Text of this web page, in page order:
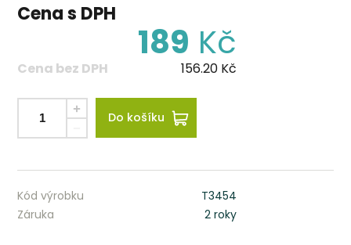
Cena s DPH
189 Kč
Cena bez DPH 156.20 Kč
Do košíku
Kód výrobku
T3454
Záruka
2 roky